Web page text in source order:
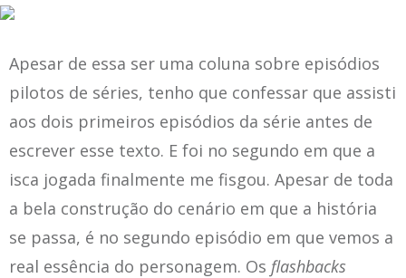
Apesar de essa ser uma coluna sobre episódios
pilotos de séries, tenho que confessar que assisti
aos dois primeiros episódios da série antes de
escrever esse texto. E foi no segundo em que a
isca jogada finalmente me fisgou. Apesar de toda
a bela construção do cenário em que a história
se passa, é no segundo episódio em que vemos a
real essência do personagem. Os flashbacks